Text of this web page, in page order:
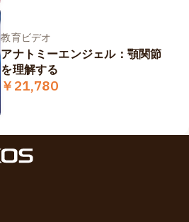
教育ビデオ
アナトミーエンジェル：顎関節
を理解する
￥21,780